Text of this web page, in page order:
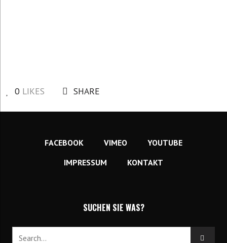
0 LIKES SHARE
FACEBOOK VIMEO
YOUTUBE
IMPRESSUM
KONTAKT
SUCHEN SIE WAS?